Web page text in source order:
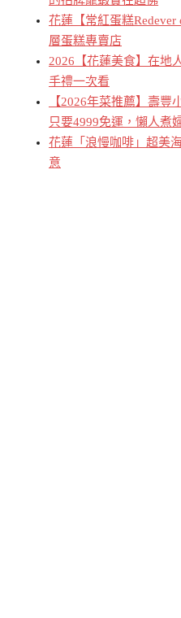
花蓮【常紅蛋糕
層蛋糕專賣店
2026【花蓮美食】在地
手禮一次看
【2026年菜推薦】壽
只要4999免運，懶人煮
花蓮「浪慢咖啡」超美
意